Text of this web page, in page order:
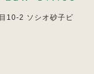
10-2 ソシオ砂子ビ